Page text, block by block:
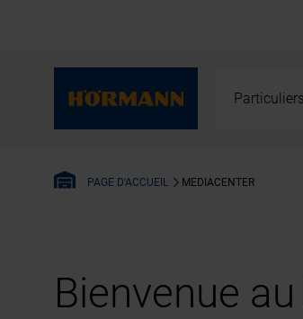
Particuliers
PAGE D'ACCUEIL MEDIACENTER
Bienvenue